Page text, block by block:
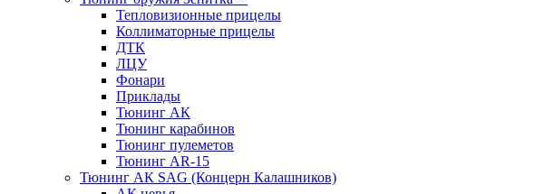
Тепловизионные прицелы
Коллиматорные прицелы
ДТК
ЛЦУ
Фонари
Приклады
Тюнинг АК
Тюнинг карабинов
Тюнинг пулеметов
Тюнинг AR-15
Тюнинг АК SAG (Концерн Калашников)